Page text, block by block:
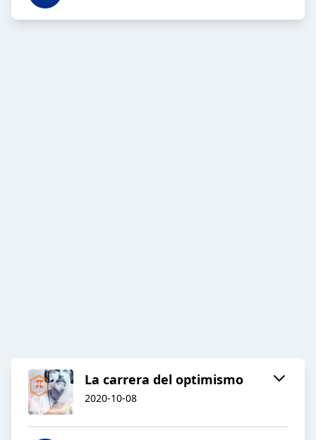
La carrera del optimismo
2020-10-08